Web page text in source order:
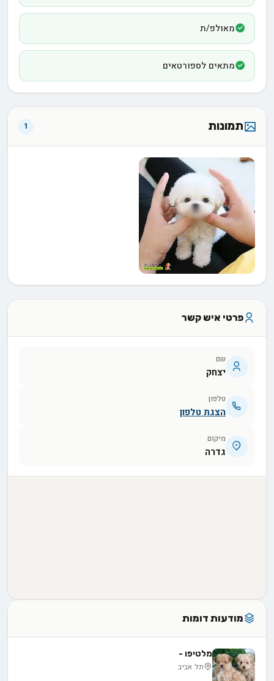
מאולפ/ת
מתאים לספורטאים
תמונות 1
פרטי איש קשר
שם
יצחק
טלפון
הצגת טלפון
מיקום
גדרה
מודעות דומות
מלטיפו -
תל אביב